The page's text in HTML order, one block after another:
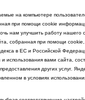
на компьютере
при помощи cookie
нам улучшить работу нашего
собранная при помощи cookie,
в ЕС и Российской
использования вами сайта,
других услуг.
в условиях